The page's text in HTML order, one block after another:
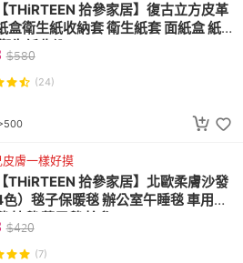
【THiRTEEN 拾參家居】復古立方皮革
盒衛生紙收納套 衛生紙套 面紙盒 紙
生紙收納
$580
(24)
膚一樣好摸
【THiRTEEN 拾參家居】北歐柔膚沙發
）毯子保暖毯 辦公室午睡毯 車用毯
披毯 萬用毯 拾參
$420
(7)